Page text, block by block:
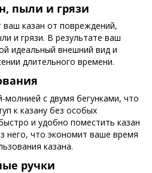
пыли и грязи
казан от повреждений,
и грязи. В результате ваш
идеальный внешний вид и
длительного времени.
с двумя бегунками, что
к казану без особых
и удобно поместить казан
него, что экономит ваше время
казана.
ручки